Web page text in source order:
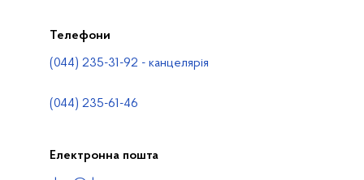
Телефони
(044) 235-31-92 - канцелярія
(044) 235-61-46
Електронна пошта